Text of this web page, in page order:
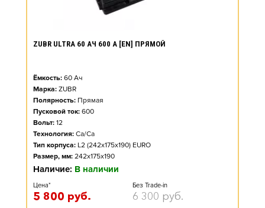
ZUBR ULTRA 60 АЧ 600 А [EN] ПРЯМОЙ
Ёмкость: 60 Ач
Марка: ZUBR
Полярность: Прямая
Пусковой ток: 600
Вольт: 12
Технология: Ca/Ca
Тип корпуса: L2 (242x175x190) EURO
Размер, мм: 242x175x190
Наличие: В наличии
Цена*
5 800 руб.
Без Trade-in
6 300 руб.